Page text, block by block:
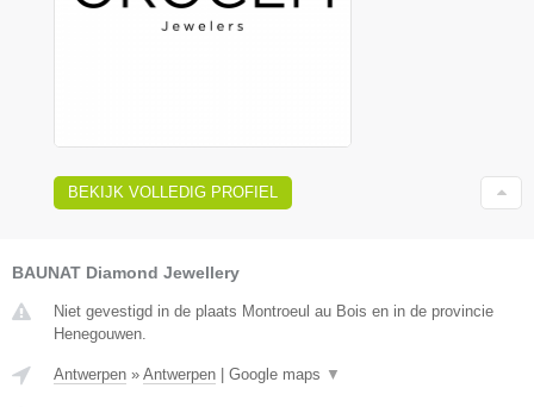
BEKIJK VOLLEDIG PROFIEL
BAUNAT Diamond Jewellery
Niet gevestigd in de plaats Montroeul au Bois en in de provincie
Henegouwen.
Antwerpen » Antwerpen Google maps ▼